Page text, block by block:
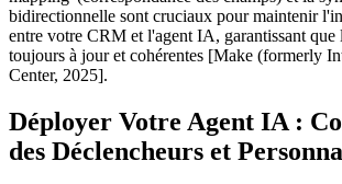
bidirectionnelle sont cruciaux pour maintenir
entre votre CRM et l'agent IA, garantissant que
toujours à jour et cohérentes [Make (formerly
Center, 2025].
Déployer Votre Agent IA :
des Déclencheurs et